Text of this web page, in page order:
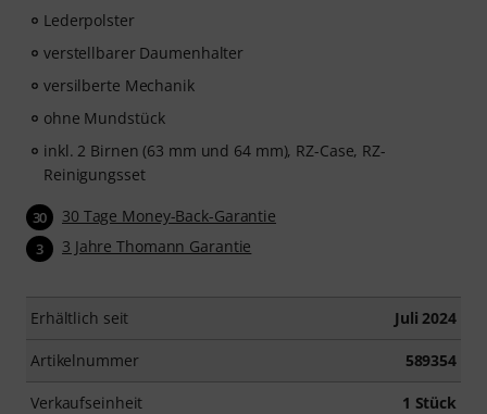
Lederpolster
verstellbarer Daumenhalter
versilberte Mechanik
ohne Mundstück
inkl. 2 Birnen (63 mm und 64 mm), RZ-Case, RZ-
Reinigungsset
30 30 Tage Money-Back-Garantie
3 3 Jahre Thomann Garantie
Erhältlich seit Juli 2024
Artikelnummer 589354
Verkaufseinheit 1 Stück